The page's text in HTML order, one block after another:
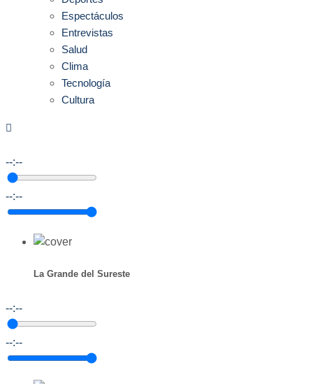
Espectáculos
Entrevistas
Salud
Clima
Tecnología
Cultura
--:--
--:--
La Grande del Sureste
--:--
--:--